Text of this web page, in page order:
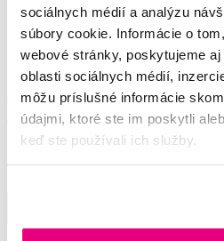
sociálnych médií a analýzu
súbory cookie. Informácie o
webové stránky, poskytujeme
oblasti sociálnych médií,
môžu príslušné informácie
údajmi, ktoré ste im poskytli
keď ste používali ich služby.
Novinka
SMILLE Sonic Brush - Prémiová
kefka s kónickými vláknami SANGI,
149,99 €